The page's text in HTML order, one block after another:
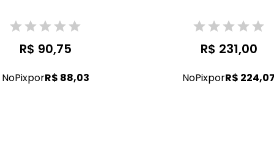
R$ 90,75
NoPixporR$ 88,03
R$ 231,00
NoPixporR$ 224,07